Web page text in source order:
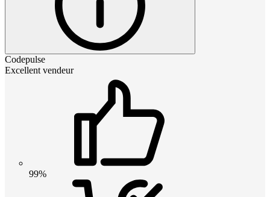
Codepulse
Excellent vendeur
99%